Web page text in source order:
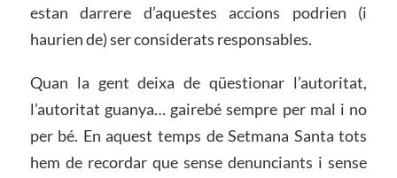
estan darrere d’aquestes accions podrien (i
haurien de) ser considerats responsables.
Quan la gent deixa de qüestionar l’autoritat,
l’autoritat guanya… gairebé sempre per mal i no
per bé. En aquest temps de Setmana Santa tots
hem de recordar que sense denunciants i sense